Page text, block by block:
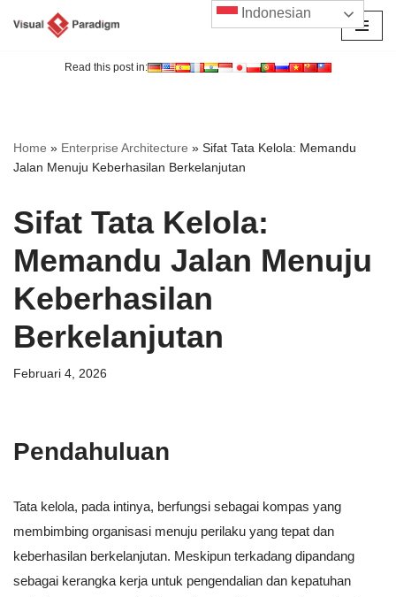
Read this post in:
Home » Enterprise Architecture » Sifat Tata Kelola: Memandu
Jalan Menuju Keberhasilan Berkelanjutan
Sifat Tata Kelola:
Memandu Jalan Menuju
Keberhasilan
Berkelanjutan
Februari 4, 2026
Pendahuluan
Tata kelola, pada intinya, berfungsi sebagai kompas yang
membimbing organisasi menuju perilaku yang tepat dan
keberhasilan berkelanjutan. Meskipun terkadang dipandang
sebagai kerangka kerja untuk pengendalian dan kepatuhan
Indonesian